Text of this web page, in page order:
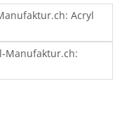
Acryl
Manufaktur.ch: